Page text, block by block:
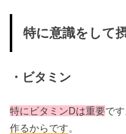
特に意識をして
・ビタミン
特にビタミンDは重要です
作るからです。